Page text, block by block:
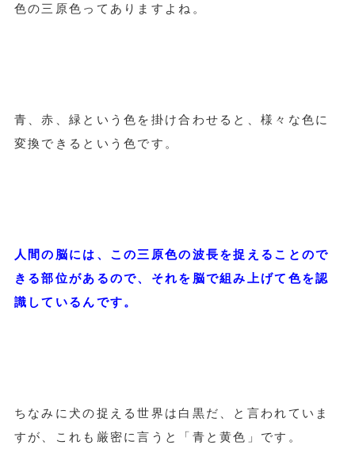
色の三原色ってありますよね。
青、赤、緑という色を掛け合わせると、様々な色に
変換できるという色です。
人間の脳には、この三原色の波長を捉えることので
きる部位があるので、それを脳で組み上げて色を認
識しているんです。
ちなみに犬の捉える世界は白黒だ、と言われていま
すが、これも厳密に言うと「青と黄色」です。